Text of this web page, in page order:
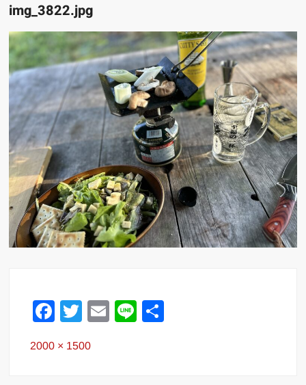
b
o
o
k
img_3822.jpg
F
c
T
tt
E
Li
Full
2000 × 1500